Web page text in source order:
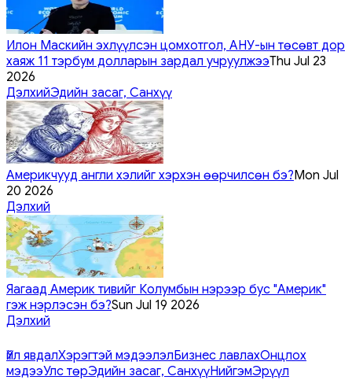
Илон Маскийн эхлүүлсэн цомхотгол, АНУ-ын төсөвт дор
хаяж 11 тэрбум долларын зардал учруулжээThu Jul 23
2026
ДэлхийЭдийн засаг, Санхүү
Америкчууд англи хэлийг хэрхэн өөрчилсөн бэ?Mon Jul
20 2026
Дэлхий
Яагаад Америк тивийг Колумбын нэрээр бус "Америк"
гэж нэрлэсэн бэ?Sun Jul 19 2026
Дэлхий
Үйл явдалХэрэгтэй мэдээлэлБизнес лавлахОнцлох
мэдээУлс төрЭдийн засаг, СанхүүНийгэмЭрүүл